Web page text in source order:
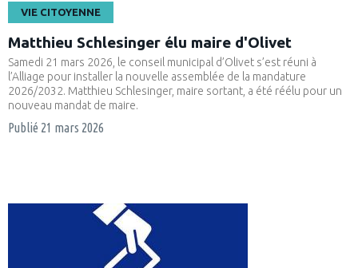
VIE CITOYENNE
Matthieu Schlesinger élu maire d'Olivet
Samedi 21 mars 2026, le conseil municipal d’Olivet s’est réuni à
l’Alliage pour installer la nouvelle assemblée de la mandature
2026/2032. Matthieu Schlesinger, maire sortant, a été réélu pour un
nouveau mandat de maire.
Publié 21 mars 2026